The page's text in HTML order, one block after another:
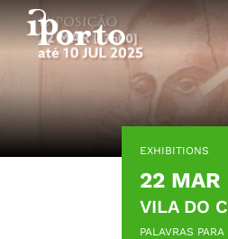
Skip to content
EXHIBITIONS
22
VILA DO
PALAVRAS